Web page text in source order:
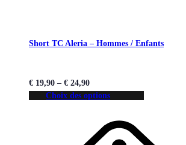
Short TC Aleria – Hommes / Enfants
€ 19,90 – € 24,90
Choix des options